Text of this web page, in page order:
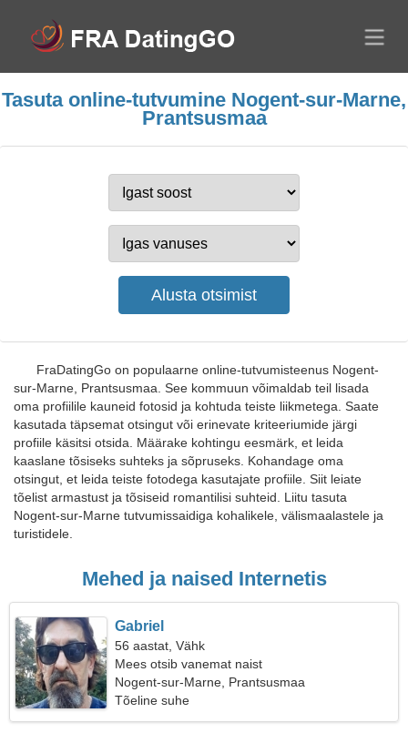
Tasuta online-tutvumine Nogent-sur-Marne,
Prantsusmaa
FraDatingGo on populaarne online-tutvumisteenus Nogent-
sur-Marne, Prantsusmaa. See kommuun võimaldab teil lisada
oma profiilile kauneid fotosid ja kohtuda teiste liikmetega. Saate
kasutada täpsemat otsingut või erinevate kriteeriumide järgi
profiile käsitsi otsida. Määrake kohtingu eesmärk, et leida
kaaslane tõsiseks suhteks ja sõpruseks. Kohandage oma
otsingut, et leida teiste fotodega kasutajate profiile. Siit leiate
tõelist armastust ja tõsiseid romantilisi suhteid. Liitu tasuta
Nogent-sur-Marne tutvumissaidiga kohalikele, välismaalastele ja
turistidele.
Mehed ja naised Internetis
Gabriel
56 aastat, Vähk
Mees otsib vanemat naist
Nogent-sur-Marne, Prantsusmaa
Tõeline suhe